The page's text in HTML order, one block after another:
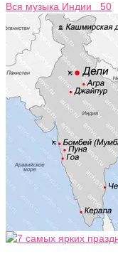
Вся музыка Индии 50